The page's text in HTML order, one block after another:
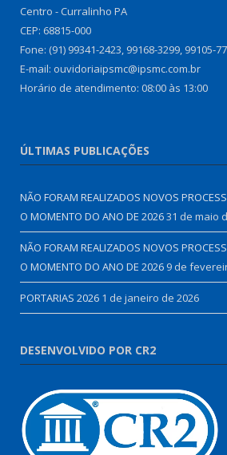
Centro - Curralinho PA
CEP: 68815-000
Fone: (91) 99341-2423, 99168-3299, 99105-
E-mail: ouvidoriaipsmc@ipsmc.com.br
Horário de atendimento: 08:00 às 13:00
ÚLTIMAS PUBLICAÇÕES
NÃO FORAM REALIZADOS NOVOS
O MOMENTO DO ANO DE 202631 de maio
NÃO FORAM REALIZADOS NOVOS
O MOMENTO DO ANO DE 2026 9 de
PORTARIAS 2026 1 de janeiro de 2026
DESENVOLVIDO POR CR2